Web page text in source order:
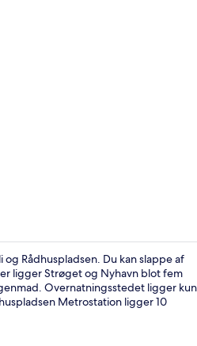
Rådhuspladsen. Du kan slappe af
ligger Strøget og Nyhavn blot fem
Overnatningsstedet ligger kun
Metrostation ligger 10